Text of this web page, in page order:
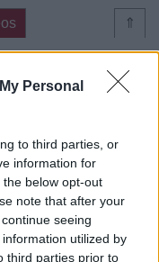
Personal
to third parties, or
information for
below opt-out
note that after your
seeing
utilized by
third parties prior to
⇑
sans vidéo